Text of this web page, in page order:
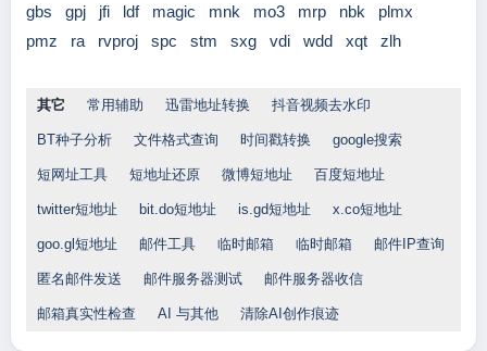
gbs gpj jfi ldf magic mnk mo3 mrp nbk
plmx
pmz
ra rvproj spc stm sxg vdi wdd xqt zlh
其它 常用辅助 迅雷地址转换 抖音视频去水印
BT种子分析 文件格式查询 时间戳转换 google搜索
短网址工具 短地址还原 微博短地址 百度短地址
twitter短地址 bit.do短地址 is.gd短地址 x.co短地址
goo.gl短地址 邮件工具 临时邮箱 临时邮箱 邮件IP查询
匿名邮件发送 邮件服务器测试 邮件服务器收信
邮箱真实性检查 AI 与其他 清除AI创作痕迹